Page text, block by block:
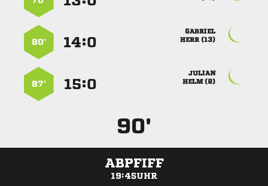

 
:
80’

 
:
87’
90'
ABPFIFF
19:45UHR